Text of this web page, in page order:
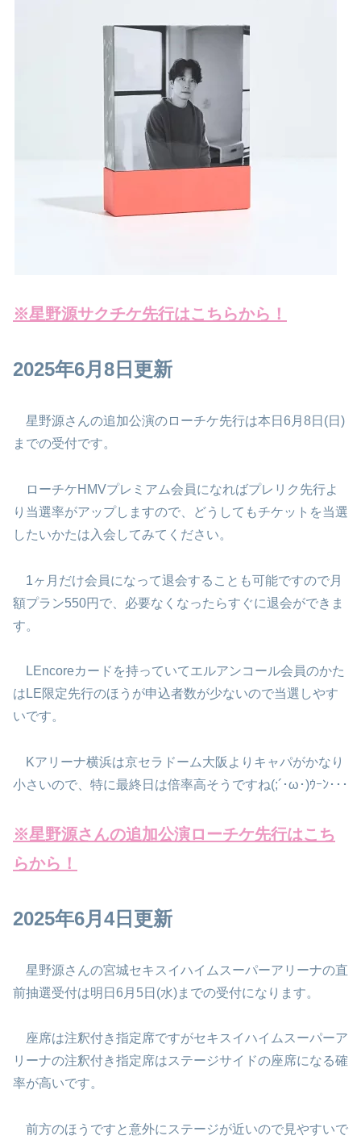
※星野源サクチケ先行はこちらから！
2025年6月8日更新
星野源さんの追加公演のローチケ先行は本日6月8日(日)
までの受付です。
ローチケHMVプレミアム会員になればプレリク先行よ
り当選率がアップしますので、どうしてもチケットを当選
したいかたは入会してみてください。
1ヶ月だけ会員になって退会することも可能ですので月
額プラン550円で、必要なくなったらすぐに退会ができま
す。
LEncoreカードを持っていてエルアンコール会員のかた
はLE限定先行のほうが申込者数が少ないので当選しやす
いです。
Kアリーナ横浜は京セラドーム大阪よりキャパがかなり
小さいので、特に最終日は倍率高そうですね(;´･ω･)ｳｰﾝ･･･
※星野源さんの追加公演ローチケ先行はこち
らから！
2025年6月4日更新
星野源さんの宮城セキスイハイムスーパーアリーナの直
前抽選受付は明日6月5日(水)までの受付になります。
座席は注釈付き指定席ですがセキスイハイムスーパーア
リーナの注釈付き指定席はステージサイドの座席になる確
率が高いです。
前方のほうですと意外にステージが近いので見やすいで